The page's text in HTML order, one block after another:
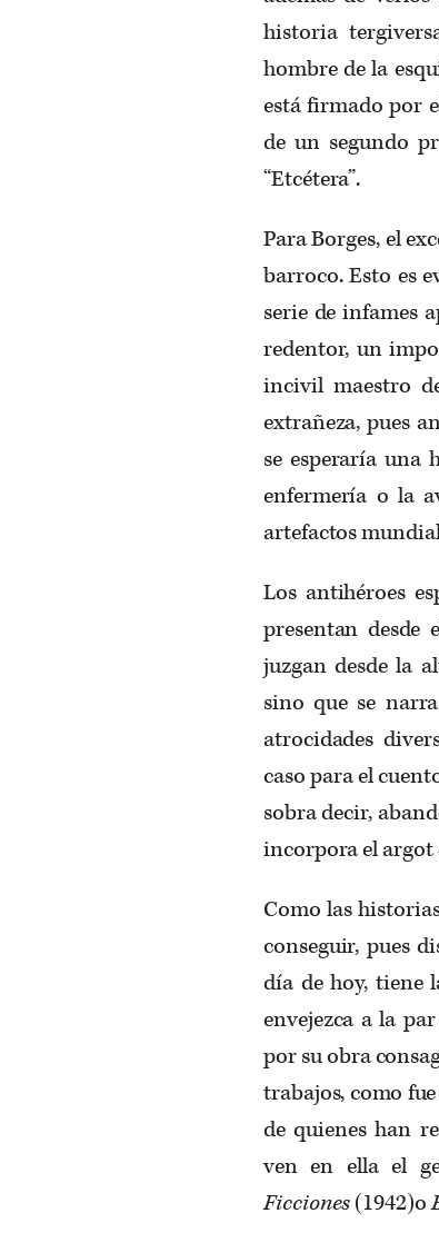
historia
hombre de la
está firmado por
de un segundo
“Etcétera”.
Para Borges, el
barroco. Esto es
serie de infames
redentor, un
incivil maestro
extrañeza, pues
se esperaría una
enfermería o la
artefactos
Los antihéroes
presentan desde
juzgan desde la
sino que se
atrocidades
caso para el
sobra decir,
incorpora el argot
Como las
conseguir, pues
día de hoy, tiene
envejezca a la
por su obra
trabajos, como
de quienes han
ven en ella el
Ficciones(1942)o